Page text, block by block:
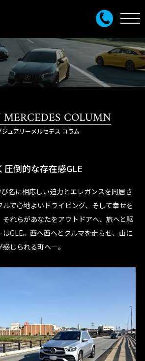
COLUMN
ジュアリーメルセデス コラム
圧倒的な存在感GLE
名に相応しい迫力とエレガンスを同居さ
で心地よいドライビング、そして幸せを
れらがあなたをアウトドアへ、旅へと駆
はGLE。西へ西へとクルマを走らせ、山に
じられる町へ―。